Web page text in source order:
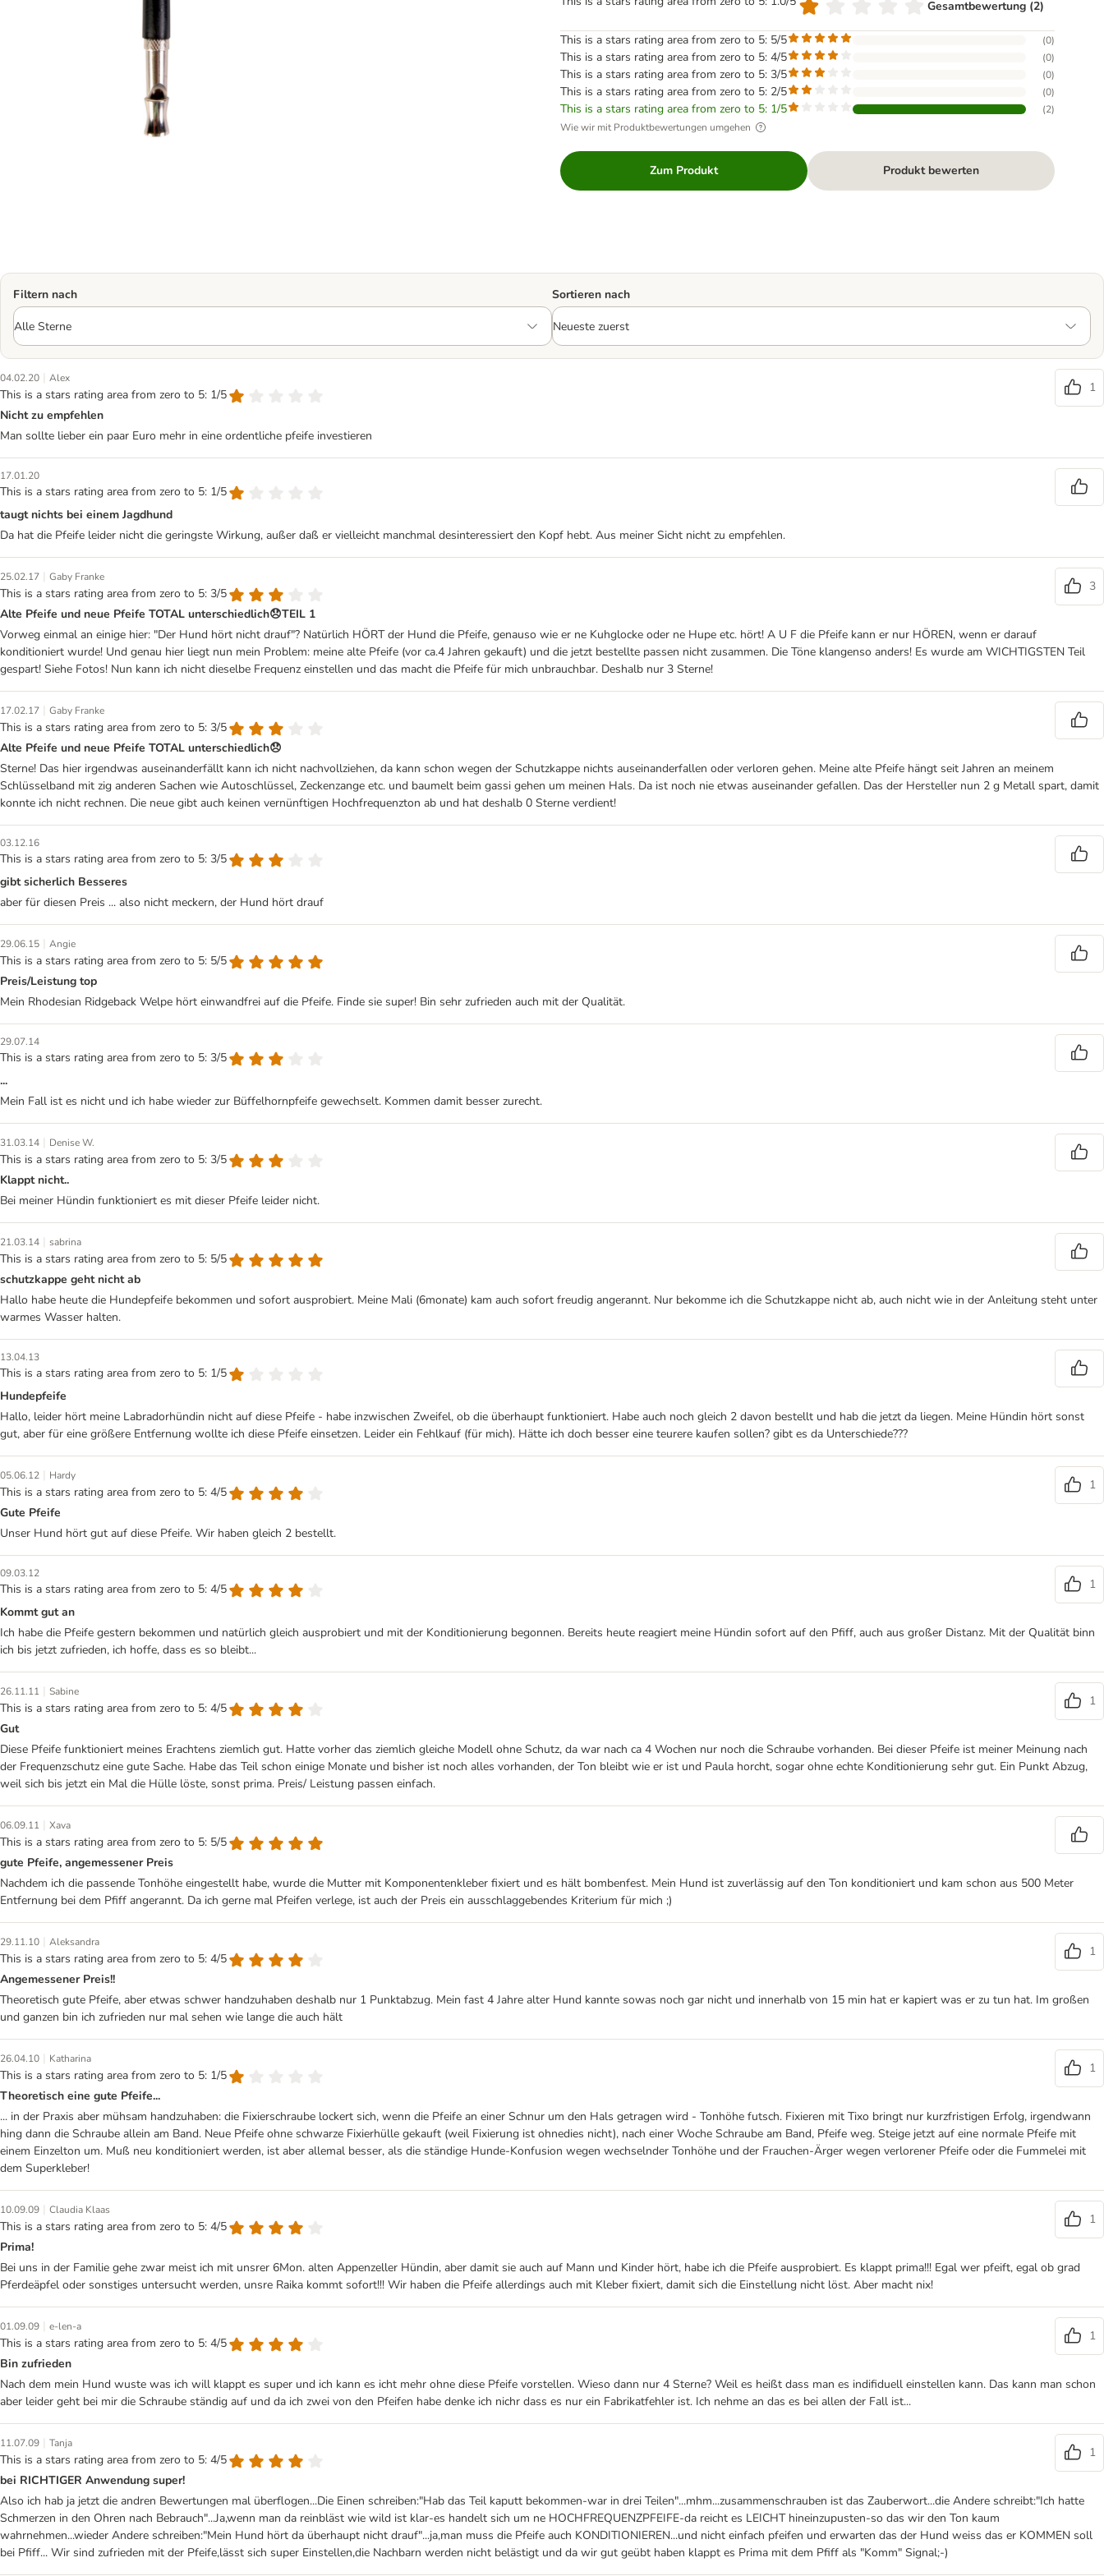
Gesamtbewertung (2)
This is a stars rating area from zero to 5: 5/5 (0)
This is a stars rating area from zero to 5: 4/5 (0)
This is a stars rating area from zero to 5: 3/5 (0)
This is a stars rating area from zero to 5: 2/5 (0)
This is a stars rating area from zero to 5: 1/5 (2)
Wie wir mit Produktbewertungen umgehen
Zum Produkt Produkt bewerten
Filtern nach Sortieren nach
04.02.20 | Alex
This is a stars rating area from zero to 5: 1/5
1
Nicht zu empfehlen
Man sollte lieber ein paar Euro mehr in eine ordentliche pfeife investieren
17.01.20
This is a stars rating area from zero to 5: 1/5
taugt nichts bei einem Jagdhund
Da hat die Pfeife leider nicht die geringste Wirkung, außer daß er vielleicht manchmal desinteressiert den Kopf hebt. Aus meiner Sicht nicht zu empfehlen.
25.02.17 | Gaby Franke
This is a stars rating area from zero to 5: 3/5
3
Alte Pfeife und neue Pfeife TOTAL unterschiedlich😞TEIL 1
Vorweg einmal an einige hier: "Der Hund hört nicht drauf"? Natürlich HÖRT der Hund die Pfeife, genauso wie er ne Kuhglocke oder ne Hupe etc. hört! A U F die Pfeife kann er nur HÖREN, wenn er darauf
konditioniert wurde! Und genau hier liegt nun mein Problem: meine alte Pfeife (vor ca.4 Jahren gekauft) und die jetzt bestellte passen nicht zusammen. Die Töne klangenso anders! Es wurde am WICHTIGSTEN Teil
gespart! Siehe Fotos! Nun kann ich nicht dieselbe Frequenz einstellen und das macht die Pfeife für mich unbrauchbar. Deshalb nur 3 Sterne!
17.02.17 | Gaby Franke
This is a stars rating area from zero to 5: 3/5
Alte Pfeife und neue Pfeife TOTAL unterschiedlich😞
Sterne! Das hier irgendwas auseinanderfällt kann ich nicht nachvollziehen, da kann schon wegen der Schutzkappe nichts auseinanderfallen oder verloren gehen. Meine alte Pfeife hängt seit Jahren an meinem
Schlüsselband mit zig anderen Sachen wie Autoschlüssel, Zeckenzange etc. und baumelt beim gassi gehen um meinen Hals. Da ist noch nie etwas auseinander gefallen. Das der Hersteller nun 2 g Metall spart, damit
konnte ich nicht rechnen. Die neue gibt auch keinen vernünftigen Hochfrequenzton ab und hat deshalb 0 Sterne verdient!
03.12.16
This is a stars rating area from zero to 5: 3/5
gibt sicherlich Besseres
aber für diesen Preis ... also nicht meckern, der Hund hört drauf
29.06.15 | Angie
This is a stars rating area from zero to 5: 5/5
Preis/Leistung top
Mein Rhodesian Ridgeback Welpe hört einwandfrei auf die Pfeife. Finde sie super! Bin sehr zufrieden auch mit der Qualität.
29.07.14
This is a stars rating area from zero to 5: 3/5
...
Mein Fall ist es nicht und ich habe wieder zur Büffelhornpfeife gewechselt. Kommen damit besser zurecht.
31.03.14 | Denise W.
This is a stars rating area from zero to 5: 3/5
Klappt nicht..
Bei meiner Hündin funktioniert es mit dieser Pfeife leider nicht.
21.03.14 | sabrina
This is a stars rating area from zero to 5: 5/5
schutzkappe geht nicht ab
Hallo habe heute die Hundepfeife bekommen und sofort ausprobiert. Meine Mali (6monate) kam auch sofort freudig angerannt. Nur bekomme ich die Schutzkappe nicht ab, auch nicht wie in der Anleitung steht unter
warmes Wasser halten.
13.04.13
This is a stars rating area from zero to 5: 1/5
Hundepfeife
Hallo, leider hört meine Labradorhündin nicht auf diese Pfeife - habe inzwischen Zweifel, ob die überhaupt funktioniert. Habe auch noch gleich 2 davon bestellt und hab die jetzt da liegen. Meine Hündin hört sonst
gut, aber für eine größere Entfernung wollte ich diese Pfeife einsetzen. Leider ein Fehlkauf (für mich). Hätte ich doch besser eine teurere kaufen sollen? gibt es da Unterschiede???
05.06.12 | Hardy
This is a stars rating area from zero to 5: 4/5
1
Gute Pfeife
Unser Hund hört gut auf diese Pfeife. Wir haben gleich 2 bestellt.
09.03.12
This is a stars rating area from zero to 5: 4/5
1
Kommt gut an
Ich habe die Pfeife gestern bekommen und natürlich gleich ausprobiert und mit der Konditionierung begonnen. Bereits heute reagiert meine Hündin sofort auf den Pfiff, auch aus großer Distanz. Mit der Qualität binn
ich bis jetzt zufrieden, ich hoffe, dass es so bleibt...
26.11.11 | Sabine
This is a stars rating area from zero to 5: 4/5
1
Gut
Diese Pfeife funktioniert meines Erachtens ziemlich gut. Hatte vorher das ziemlich gleiche Modell ohne Schutz, da war nach ca 4 Wochen nur noch die Schraube vorhanden. Bei dieser Pfeife ist meiner Meinung nach
der Frequenzschutz eine gute Sache. Habe das Teil schon einige Monate und bisher ist noch alles vorhanden, der Ton bleibt wie er ist und Paula horcht, sogar ohne echte Konditionierung sehr gut. Ein Punkt Abzug,
weil sich bis jetzt ein Mal die Hülle löste, sonst prima. Preis/ Leistung passen einfach.
06.09.11 | Xava
This is a stars rating area from zero to 5: 5/5
gute Pfeife, angemessener Preis
Nachdem ich die passende Tonhöhe eingestellt habe, wurde die Mutter mit Komponentenkleber fixiert und es hält bombenfest. Mein Hund ist zuverlässig auf den Ton konditioniert und kam schon aus 500 Meter
Entfernung bei dem Pfiff angerannt. Da ich gerne mal Pfeifen verlege, ist auch der Preis ein ausschlaggebendes Kriterium für mich ;)
29.11.10 | Aleksandra
This is a stars rating area from zero to 5: 4/5
1
Angemessener Preis!!
Theoretisch gute Pfeife, aber etwas schwer handzuhaben deshalb nur 1 Punktabzug. Mein fast 4 Jahre alter Hund kannte sowas noch gar nicht und innerhalb von 15 min hat er kapiert was er zu tun hat. Im großen
und ganzen bin ich zufrieden nur mal sehen wie lange die auch hält
26.04.10 | Katharina
This is a stars rating area from zero to 5: 1/5
1
Theoretisch eine gute Pfeife...
... in der Praxis aber mühsam handzuhaben: die Fixierschraube lockert sich, wenn die Pfeife an einer Schnur um den Hals getragen wird - Tonhöhe futsch. Fixieren mit Tixo bringt nur kurzfristigen Erfolg, irgendwann
hing dann die Schraube allein am Band. Neue Pfeife ohne schwarze Fixierhülle gekauft (weil Fixierung ist ohnedies nicht), nach einer Woche Schraube am Band, Pfeife weg. Steige jetzt auf eine normale Pfeife mit
einem Einzelton um. Muß neu konditioniert werden, ist aber allemal besser, als die ständige Hunde-Konfusion wegen wechselnder Tonhöhe und der Frauchen-Ärger wegen verlorener Pfeife oder die Fummelei mit
dem Superkleber!
10.09.09 | Claudia Klaas
This is a stars rating area from zero to 5: 4/5
1
Prima!
Bei uns in der Familie gehe zwar meist ich mit unsrer 6Mon. alten Appenzeller Hündin, aber damit sie auch auf Mann und Kinder hört, habe ich die Pfeife ausprobiert. Es klappt prima!!! Egal wer pfeift, egal ob grad
Pferdeäpfel oder sonstiges untersucht werden, unsre Raika kommt sofort!!! Wir haben die Pfeife allerdings auch mit Kleber fixiert, damit sich die Einstellung nicht löst. Aber macht nix!
01.09.09 | e-len-a
This is a stars rating area from zero to 5: 4/5
1
Bin zufrieden
Nach dem mein Hund wuste was ich will klappt es super und ich kann es icht mehr ohne diese Pfeife vorstellen. Wieso dann nur 4 Sterne? Weil es heißt dass man es indifiduell einstellen kann. Das kann man schon
aber leider geht bei mir die Schraube ständig auf und da ich zwei von den Pfeifen habe denke ich nichr dass es nur ein Fabrikatfehler ist. Ich nehme an das es bei allen der Fall ist...
11.07.09 | Tanja
This is a stars rating area from zero to 5: 4/5
1
bei RICHTIGER Anwendung super!
Also ich hab ja jetzt die andren Bewertungen mal überflogen...Die Einen schreiben:"Hab das Teil kaputt bekommen-war in drei Teilen"...mhm...zusammenschrauben ist das Zauberwort...die Andere schreibt:"Ich hatte
Schmerzen in den Ohren nach Bebrauch"...Ja,wenn man da reinbläst wie wild ist klar-es handelt sich um ne HOCHFREQUENZPFEIFE-da reicht es LEICHT hineinzupusten-so das wir den Ton kaum
wahrnehmen...wieder Andere schreiben:"Mein Hund hört da überhaupt nicht drauf"...ja,man muss die Pfeife auch KONDITIONIEREN...und nicht einfach pfeifen und erwarten das der Hund weiss das er KOMMEN soll
bei Pfiff... Wir sind zufrieden mit der Pfeife,lässt sich super Einstellen,die Nachbarn werden nicht belästigt und da wir gut geübt haben klappt es Prima mit dem Pfiff als "Komm" Signal;-)